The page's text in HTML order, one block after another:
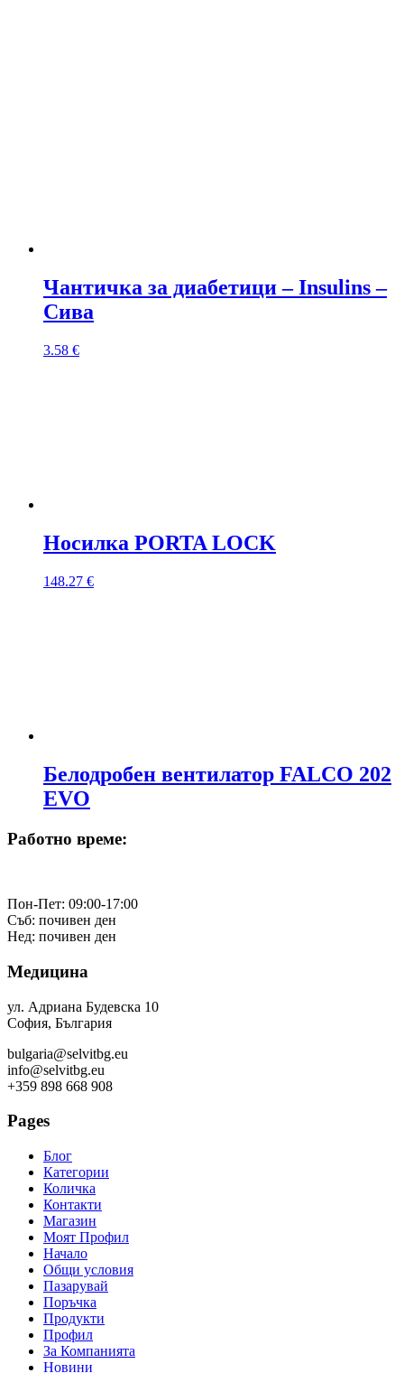
Чантичка за диабетици – Insulins –
Сива
3.58 €
Носилка PORTA LOCK
148.27 €
Белодробен вентилатор FALCO 202
EVO
Работно време:
Пон-Пет: 09:00-17:00
Съб: почивен ден
Нед: почивен ден
Медицина
ул. Адриана Будевска 10
София, България
bulgaria@selvitbg.eu
info@selvitbg.eu
+359 898 668 908
Pages
Блог
Категории
Количка
Контакти
Магазин
Моят Профил
Начало
Общи условия
Пазарувай
Поръчка
Продукти
Профил
За Компанията
Новини